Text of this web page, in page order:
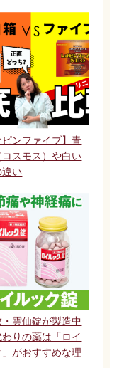
ピンファイブ】青
コスモス）や白い
違い
・雲仙錠が製造中
わりの薬は「ロイ
」がおすすめな理